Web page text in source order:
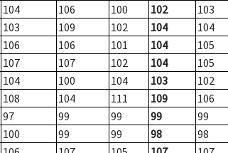
104 106 100 102
103
103 109 102 104
104
106 106 101 104
105
107 107 102 104
105
104 100 104 103
102
108 104 111 109
106
97 99 99 99
99
100 99 99 98
98